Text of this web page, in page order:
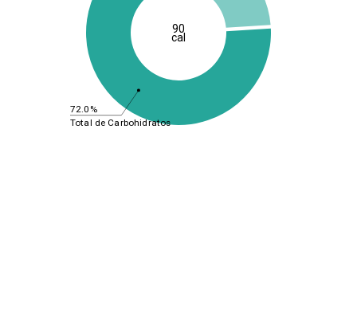
72.0%
Total de Carbohidratos
90
cal